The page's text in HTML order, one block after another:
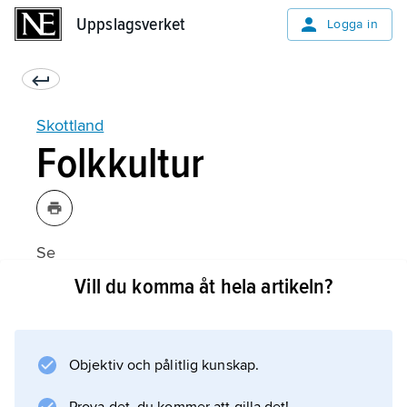
Uppslagsverket Logga in
Skottland
Folkkultur
Se
Storbritannien
Vill du komma åt hela artikeln?
Objektiv och pålitlig kunskap.